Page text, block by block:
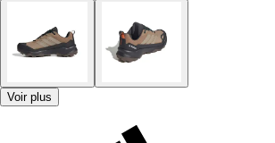
Voir plus